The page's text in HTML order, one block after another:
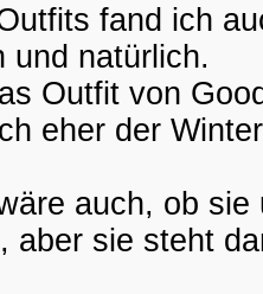
fand ich
und natürlich.
Outfit von
eher der
auch, ob
aber sie steht